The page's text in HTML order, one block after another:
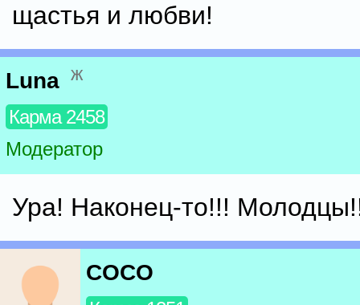
щастья и любви!
Luna ж
Карма 2458
Модератор
Ура! Наконец-то!!!
COCO